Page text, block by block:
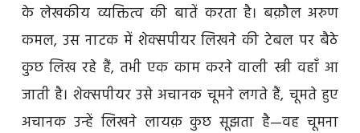
के लेखकीय व्यक्तित्व की बातें करता है। बक़ौल अरुण
कमल, उस नाटक में शेक्सपीयर लिखने की टेबल पर बैठे
कुछ लिख रहे हैं, तभी एक काम करने वाली स्त्री वहाँ आ
जाती है। शेक्सपीयर उसे अचानक चूमने लगते हैं, चूमते हुए
अचानक उन्हें लिखने लायक़ कुछ सूझता है—वह चूमना